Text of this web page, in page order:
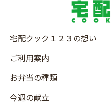
宅配クック１２３の想い
ご利用案内
お弁当の種類
今週の献立